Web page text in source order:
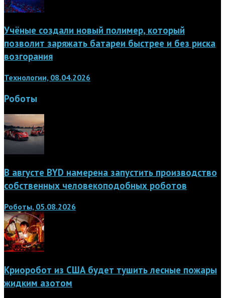
Учёные создали новый полимер, который
позволит заряжать батареи быстрее и без риска
возгорания
Технологии, 08.04.2026
Роботы
В августе BYD намерена запустить производство
собственных человекоподобных роботов
Роботы, 05.08.2026
Криоробот из США будет тушить лесные пожары
жидким азотом